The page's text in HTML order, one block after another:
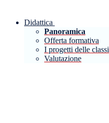
Didattica
Panoramica
Offerta formativa
I progetti delle classi
Valutazione